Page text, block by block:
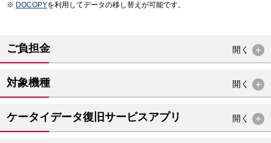
DOCOPYを利用してデータの移し替えが可能です。
ご負担金 開く
対象機種 開く
ケータイデータ復旧サービスアプリ 開く